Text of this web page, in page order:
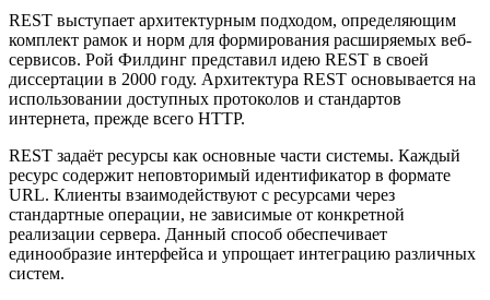
REST выступает архитектурным подходом, определяющим
комплект рамок и норм для формирования расширяемых веб-
сервисов. Рой Филдинг представил идею REST в своей
диссертации в 2000 году. Архитектура REST основывается на
использовании доступных протоколов и стандартов
интернета, прежде всего HTTP.
REST задаёт ресурсы как основные части системы. Каждый
ресурс содержит неповторимый идентификатор в формате
URL. Клиенты взаимодействуют с ресурсами через
стандартные операции, не зависимые от конкретной
реализации сервера. Данный способ обеспечивает
единообразие интерфейса и упрощает интеграцию различных
систем.